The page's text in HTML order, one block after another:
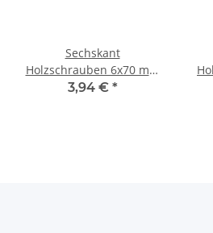
Sechskant
Holzschrauben 6x70 mm
galv. verzinkt 20 St
3,94 € *